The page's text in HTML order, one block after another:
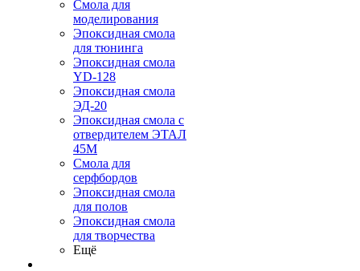
Смола для
моделирования
Эпоксидная смола
для тюнинга
Эпоксидная смола
YD-128
Эпоксидная смола
ЭД-20
Эпоксидная смола с
отвердителем ЭТАЛ
45М
Смола для
серфбордов
Эпоксидная смола
для полов
Эпоксидная смола
для творчества
Ещё